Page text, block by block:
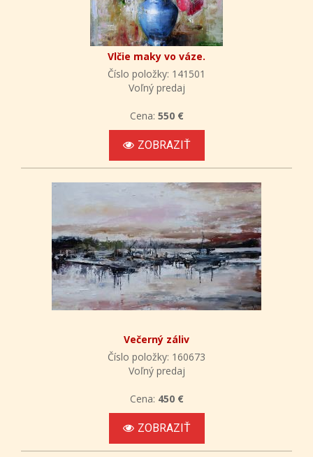
Vlčie maky vo váze.
Číslo položky: 141501
Voľný predaj
Cena: 550 €
ZOBRAZIŤ
Večerný záliv
Číslo položky: 160673
Voľný predaj
Cena: 450 €
ZOBRAZIŤ